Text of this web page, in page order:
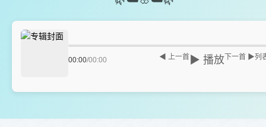
00:00/00:00 ◀ 上一首 ▶ 播放 下一首 ▶列